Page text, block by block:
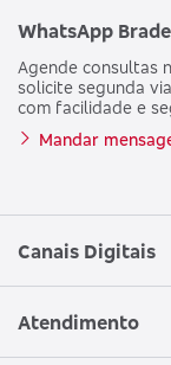
WhatsApp
Agende consultas
solicite segunda
com facilidade e
Mandar
Canais Digitais
Aplicativo
Atendimento